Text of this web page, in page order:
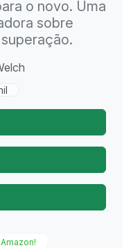
o novo. Uma
sobre